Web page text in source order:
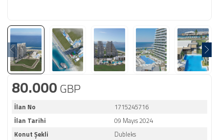
80.000GBP
İlan No
İlan Tarihi
Konut Şekli
1715245716
09 Mayıs 2024
Dubleks